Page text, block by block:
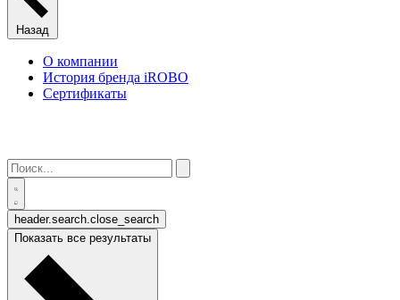
Назад
О компании
История бренда iROBO
Сертификаты
header.search.close_search
Показать все результаты